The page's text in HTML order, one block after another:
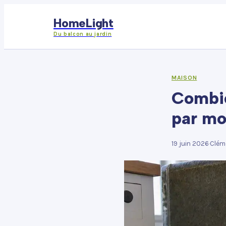
HomeLight
Du balcon au jardin
MAISON
par
19 juin 2026·